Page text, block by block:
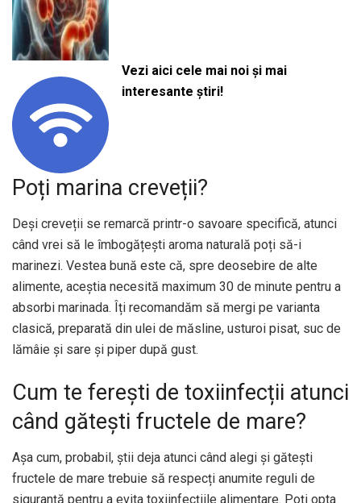
Vezi aici cele mai noi și mai
interesante știri!
Poți marina creveții?
Deși creveții se remarcă printr-o savoare specifică, atunci
când vrei să le îmbogățești aroma naturală poți să-i
marinezi. Vestea bună este că, spre deosebire de alte
alimente, aceștia necesită maximum 30 de minute pentru a
absorbi marinada. Îți recomandăm să mergi pe varianta
clasică, preparată din ulei de măsline, usturoi pisat, suc de
lămâie și sare și piper după gust.
Cum te ferești de toxiinfecții atunci
când gătești fructele de mare?
Așa cum, probabil, știi deja atunci când alegi și gătești
fructele de mare trebuie să respecți anumite reguli de
siguranță pentru a evita toxiinfecțiile alimentare. Poți opta